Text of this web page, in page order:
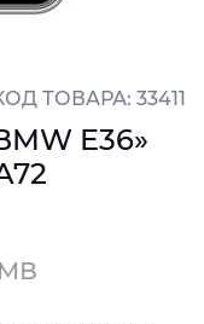
ТОВАРА: 33411
E36»